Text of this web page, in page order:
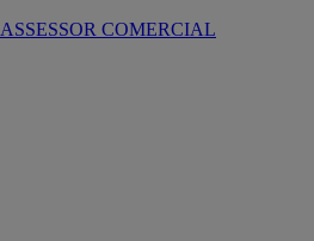
ASSESSOR COMERCIAL